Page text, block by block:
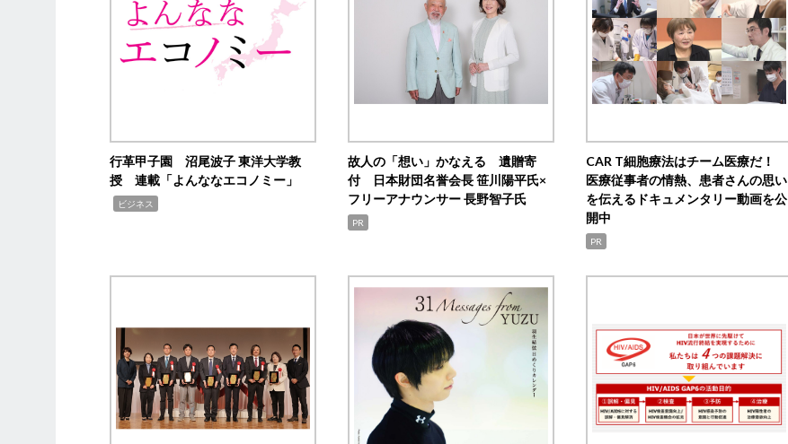
行革甲子園 沼尾波子 東洋大学教
授 連載「よんななエコノミー」
ビジネス
故人の「想い」かなえる 遺贈寄
付 日本財団名誉会長 笹川陽平氏×
フリーアナウンサー 長野智子氏
PR
CAR T細胞療法はチーム医療だ！
医療従事者の情熱、患者さんの思い
を伝えるドキュメンタリー動画を公
開中
PR